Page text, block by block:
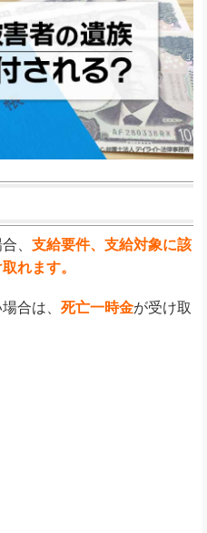
、 支給要件、支給対象に該
れます。
合は、 死亡一時金が受け取